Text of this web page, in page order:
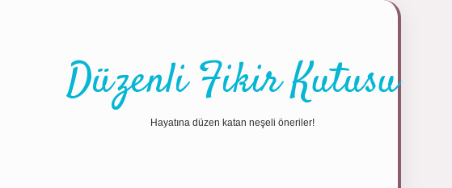
Düzenli Fikir Kutusu
Hayatına düzen katan neşeli öneriler!